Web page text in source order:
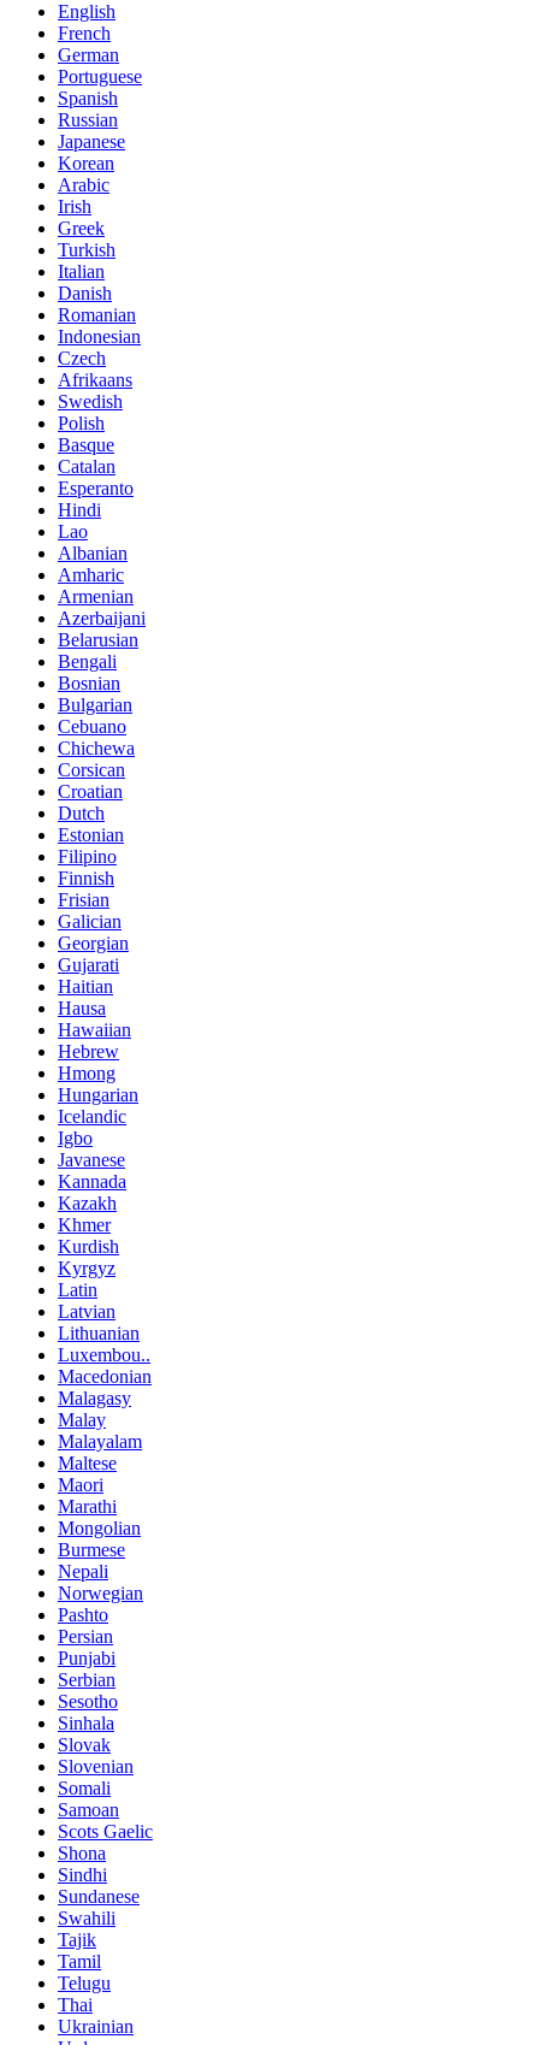
English
French
German
Portuguese
Spanish
Russian
Japanese
Korean
Arabic
Irish
Greek
Turkish
Italian
Danish
Romanian
Indonesian
Czech
Afrikaans
Swedish
Polish
Basque
Catalan
Esperanto
Hindi
Lao
Albanian
Amharic
Armenian
Azerbaijani
Belarusian
Bengali
Bosnian
Bulgarian
Cebuano
Chichewa
Corsican
Croatian
Dutch
Estonian
Filipino
Finnish
Frisian
Galician
Georgian
Gujarati
Haitian
Hausa
Hawaiian
Hebrew
Hmong
Hungarian
Icelandic
Igbo
Javanese
Kannada
Kazakh
Khmer
Kurdish
Kyrgyz
Latin
Latvian
Lithuanian
Luxembou..
Macedonian
Malagasy
Malay
Malayalam
Maltese
Maori
Marathi
Mongolian
Burmese
Nepali
Norwegian
Pashto
Persian
Punjabi
Serbian
Sesotho
Sinhala
Slovak
Slovenian
Somali
Samoan
Scots Gaelic
Shona
Sindhi
Sundanese
Swahili
Tajik
Tamil
Telugu
Thai
Ukrainian